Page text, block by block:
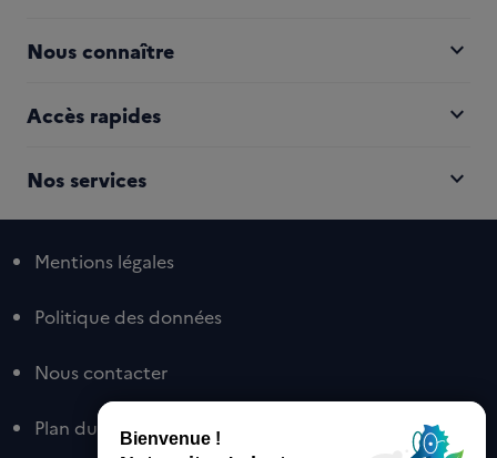
Nous connaître expand_more
Accès rapides expand_more
Nos services expand_more
Mentions légales
Politique des données
Nous contacter
Plan du site